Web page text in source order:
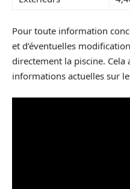
Pour toute information
et d’éventuelles
directement la piscine. Cela
informations actuelles sur